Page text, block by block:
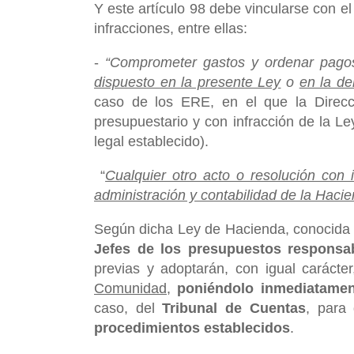
Y este artículo 98 debe vincularse con
infracciones, entre ellas:
- “Comprometer gastos y ordenar
dispuesto en la presente Leyo en la
caso de los ERE, en el que la
presupuestario y con infracción de la
legal establecido).
“Cualquier otro acto o resolución con
administración y contabilidad de la
Según dicha Ley de Hacienda,
Jefes de los presupuestos
previas y adoptarán, con igual
Comunidad, poniéndolo
caso, delTribunal de Cuentas, para
procedimientos establecidos.